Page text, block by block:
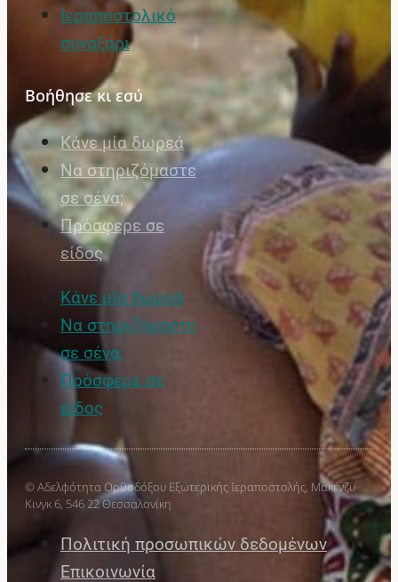
Ιεραποστολικό
συναξάρι
Βοήθησε κι εσύ
Κάνε μία δωρεά
Να στηριζόμαστε
σε σένα;
Πρόσφερε σε
είδος
Κάνε μία δωρεά
Να στηριζόμαστε
σε σένα;
Πρόσφερε σε
είδος
© Αδελφότητα Ορθοδόξου Εξωτερικής Ιεραποστολής, Μακένζυ
Κινγκ 6, 546 22 Θεσσαλονίκη
Πολιτική προσωπικών δεδομένων
Επικοινωνία